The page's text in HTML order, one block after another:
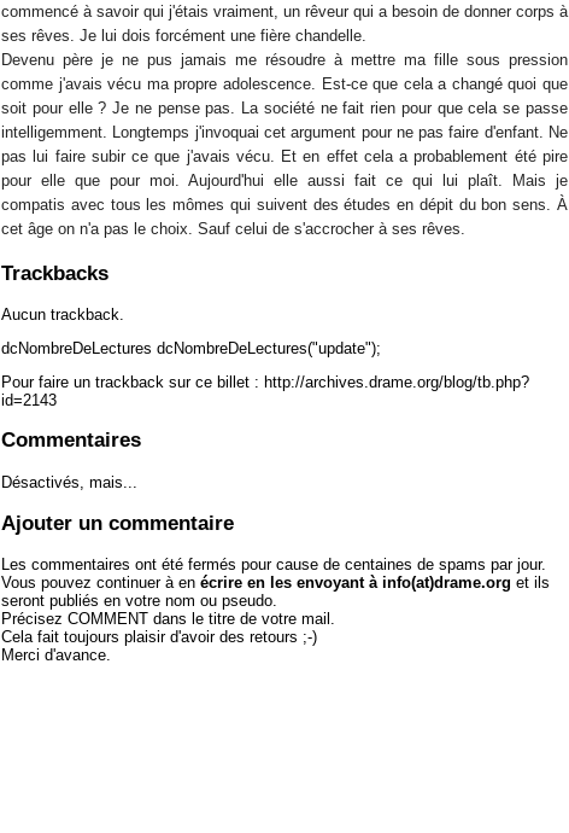
commencé à savoir qui j'étais vraiment, un rêveur qui a besoin de donner corps à
ses rêves. Je lui dois forcément une fière chandelle.
Devenu père je ne pus jamais me résoudre à mettre ma fille sous pression
comme j'avais vécu ma propre adolescence. Est-ce que cela a changé quoi que
soit pour elle ? Je ne pense pas. La société ne fait rien pour que cela se passe
intelligemment. Longtemps j'invoquai cet argument pour ne pas faire d'enfant. Ne
pas lui faire subir ce que j'avais vécu. Et en effet cela a probablement été pire
pour elle que pour moi. Aujourd'hui elle aussi fait ce qui lui plaît. Mais je
compatis avec tous les mômes qui suivent des études en dépit du bon sens. À
cet âge on n'a pas le choix. Sauf celui de s'accrocher à ses rêves.
Trackbacks
Aucun trackback.
dcNombreDeLectures dcNombreDeLectures("update");
Pour faire un trackback sur ce billet : http://archives.drame.org/blog/tb.php?
id=2143
Commentaires
Désactivés, mais...
Ajouter un commentaire
Les commentaires ont été fermés pour cause de centaines de spams par jour.
Vous pouvez continuer à en écrire en les envoyant à info(at)drame.org et ils
seront publiés en votre nom ou pseudo.
Précisez COMMENT dans le titre de votre mail.
Cela fait toujours plaisir d'avoir des retours ;-)
Merci d'avance.